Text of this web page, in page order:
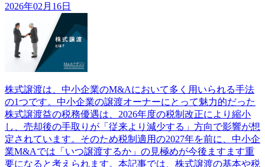
2026年02月16日
株式譲渡は、中小企業のM&Aにおいて多く用いられる手法
の1つです。中小企業の譲渡オーナーにとって魅力的だった
株式譲渡益の税務優遇は、2026年度の税制改正により縮小
し、売却後の手取りが「従来より減少する」方向で影響が想
定されています。そのため税制適用の2027年を前に、中小企
業M&Aでは「いつ譲渡するか」の見極めが今後ますます重
要になると考えられます。本記事では、株式譲渡の基本や税